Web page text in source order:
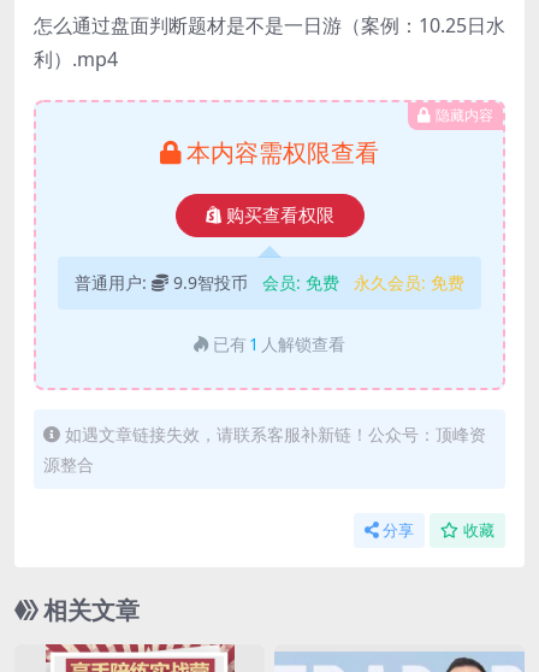
怎么通过盘面判断题材是不是一日游（案例：10.25日水
利）.mp4
隐藏内容
本内容需权限查看
购买查看权限
普通用户: 9.9智投币 会员: 免费 永久会员: 免费
已有 1 人解锁查看
如遇文章链接失效，请联系客服补新链！公众号：顶峰资
源整合
分享 收藏
相关文章